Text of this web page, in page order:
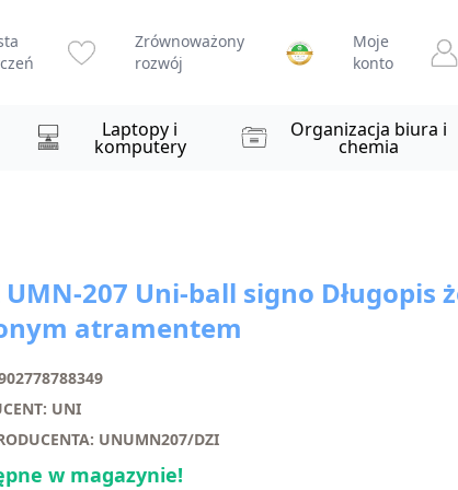
Zrównoważony
rozwój
Moje
konto
Laptopy i
komputery
Organizacja biura i
chemia
207 Uni-ball signo Długopis
atramentem
UNI
UNUMN207/DZI
w magazynie!